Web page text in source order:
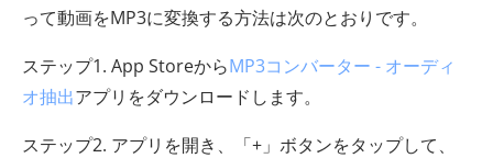
って動画をMP3に変換する方法は次のとおりです。
ステップ1. App StoreからMP3コンバーター - オーディ
オ抽出アプリをダウンロードします。
ステップ2. アプリを開き、「+」ボタンをタップして、